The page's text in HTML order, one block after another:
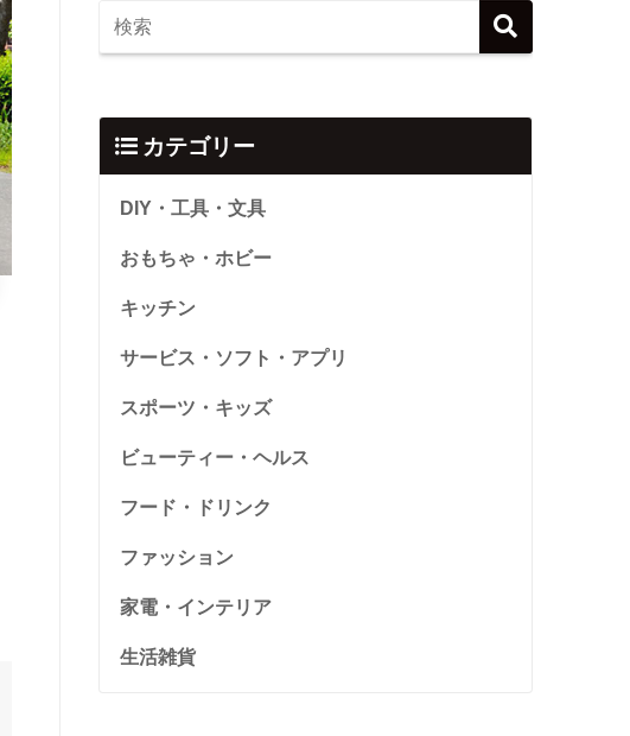
カテゴリー
DIY・工具・文具
おもちゃ・ホビー
キッチン
サービス・ソフト・アプリ
スポーツ・キッズ
ビューティー・ヘルス
フード・ドリンク
ファッション
家電・インテリア
生活雑貨